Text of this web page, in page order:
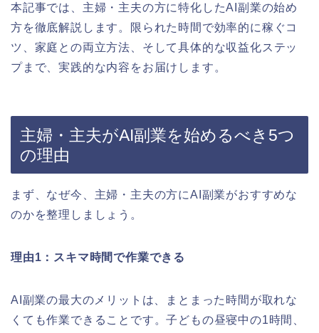
本記事では、主婦・主夫の方に特化したAI副業の始め
方を徹底解説します。限られた時間で効率的に稼ぐコ
ツ、家庭との両立方法、そして具体的な収益化ステッ
プまで、実践的な内容をお届けします。
主婦・主夫がAI副業を始めるべき5つ
の理由
まず、なぜ今、主婦・主夫の方にAI副業がおすすめな
のかを整理しましょう。
理由1：スキマ時間で作業できる
AI副業の最大のメリットは、まとまった時間が取れな
くても作業できることです。子どもの昼寝中の1時間、